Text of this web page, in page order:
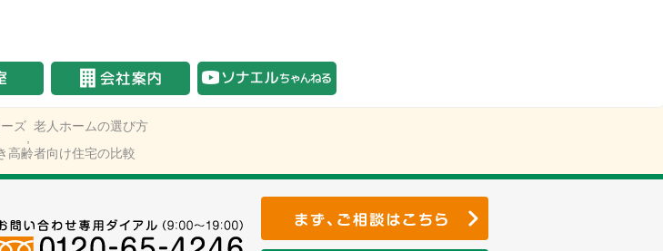
ズ 老人ホームの選び方
高齢者向け住宅の比較